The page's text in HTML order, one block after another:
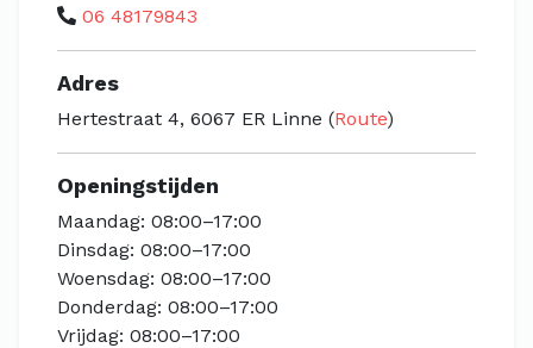
06 48179843
Adres
Hertestraat 4, 6067 ER Linne (Route)
Openingstijden
Maandag: 08:00–17:00
Dinsdag: 08:00–17:00
Woensdag: 08:00–17:00
Donderdag: 08:00–17:00
Vrijdag: 08:00–17:00